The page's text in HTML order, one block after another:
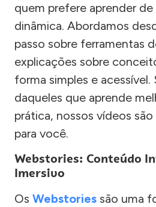
quem prefere aprender de
dinâmica. Abordamos
passo sobre ferramentas
explicações sobre
forma simples e acessível.
daqueles que aprende
prática, nossos vídeos
para você.
Webstories: Conteúdo
Imersivo
Os Webstories são uma